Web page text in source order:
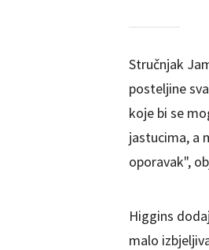
Stručnjak
posteljine
koje bi se
jastucima, a
oporavak",
Higgins
malo